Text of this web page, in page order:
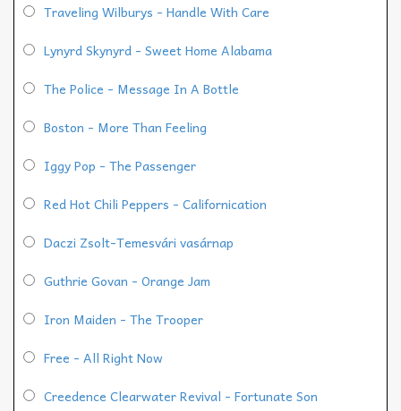
Traveling Wilburys - Handle With Care
Lynyrd Skynyrd - Sweet Home Alabama
The Police - Message In A Bottle
Boston - More Than Feeling
Iggy Pop - The Passenger
Red Hot Chili Peppers - Californication
Daczi Zsolt-Temesvári vasárnap
Guthrie Govan - Orange Jam
Iron Maiden - The Trooper
Free - All Right Now
Creedence Clearwater Revival - Fortunate Son